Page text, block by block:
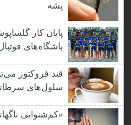
پشه
پایان کار
باشگاه‌های
قند فروکتوز
سلول‌های
«کم‌شنوایی